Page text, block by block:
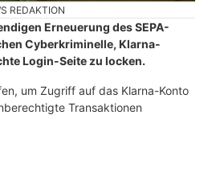
REDAKTION
Erneuerung des SEPA-
Cyberkriminelle, Klarna-
Login-Seite zu locken.
um Zugriff auf das Klarna-Konto
Transaktionen